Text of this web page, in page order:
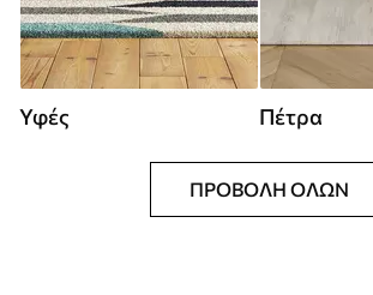
Υφές Πέτρα
ΠΡΟΒΟΛΉ ΌΛΩΝ